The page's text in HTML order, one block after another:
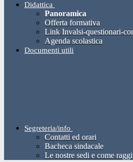
Didattica
Panoramica
Offerta formativa
Link Invalsi-questionari-
Agenda scolastica
Documenti utili
Segreteria/info
Contatti ed orari
Bacheca sindacale
Le nostre sedi e come